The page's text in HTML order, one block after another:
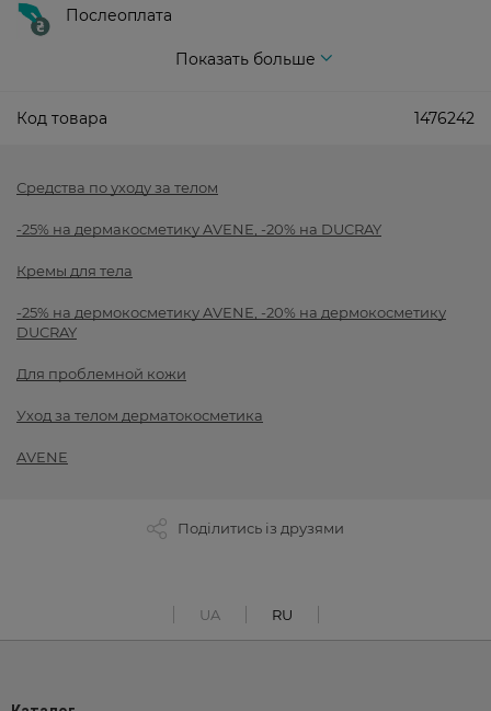
Послеоплата
Показать больше
Код товара 1476242
Средства по уходу за телом
-25% на дермакосметику AVENE, -20% на DUCRAY
Кремы для тела
-25% на дермокосметику AVENE, -20% на дермокосметику
DUCRAY
Для проблемной кожи
Уход за телом дерматокосметика
AVENE
Поділитись із друзями
UA RU